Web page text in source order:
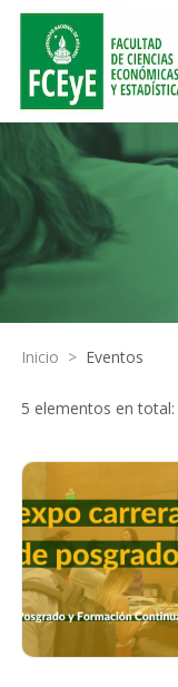
Inicio > Eventos
5 elementos en total: